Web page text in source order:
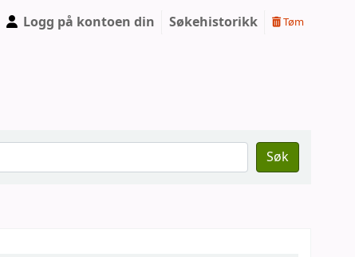
Logg på kontoen din Søkehistorikk Tøm
Søk